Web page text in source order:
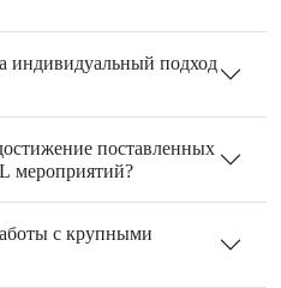
индивидуальный подход
поставленных
мероприятий?
с крупными